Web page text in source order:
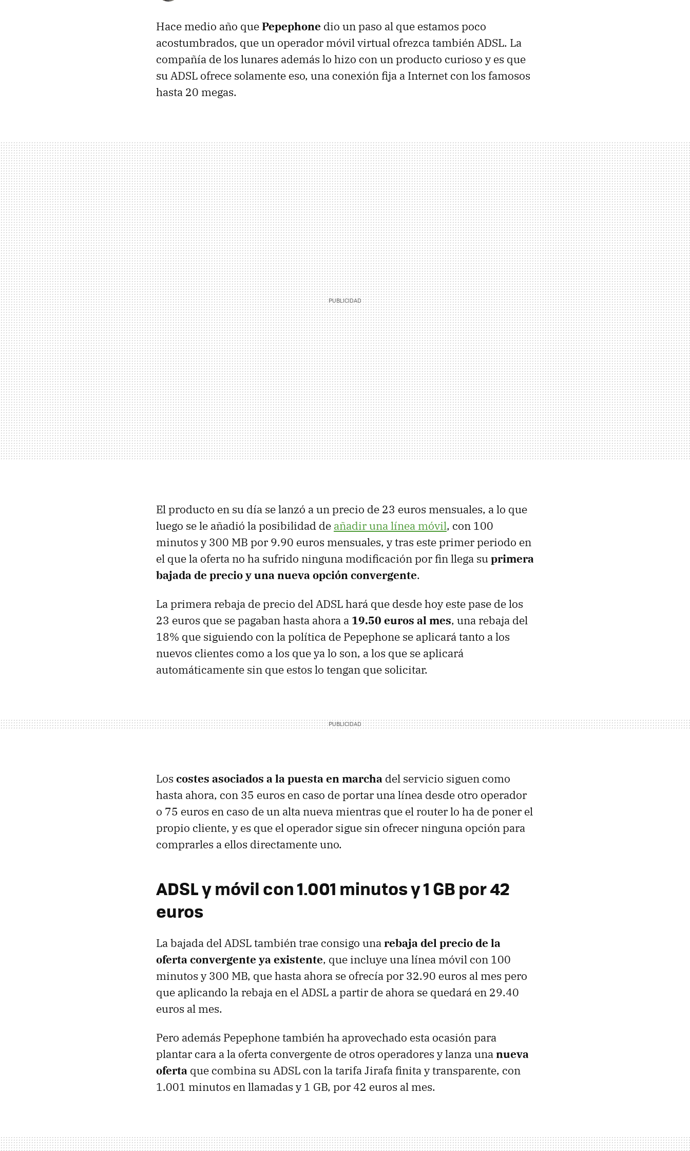
Hace medio año quePepephone dio un paso al que estamos poco
acostumbrados, que un operador móvil virtual ofrezca también ADSL. La
compañía de los lunares además lo hizo con un producto curioso y es que
su ADSL ofrece solamente eso, una conexión fija a Internet con los famosos
hasta 20 megas.
El producto en su día se lanzó a un precio de 23 euros mensuales, a lo que
luego se le añadió la posibilidad de añadir una línea móvil, con 100
minutos y 300 MB por 9.90 euros mensuales, y tras este primer periodo en
el que la oferta no ha sufrido ninguna modificación por fin llega suprimera
bajada de precio y una nueva opción convergente.
La primera rebaja de precio del ADSL hará que desde hoy este pase de los
23 euros que se pagaban hasta ahora a 19.50 euros al mes, una rebaja del
18% que siguiendo con la política de Pepephone se aplicará tanto a los
nuevos clientes como a los que ya lo son, a los que se aplicará
automáticamente sin que estos lo tengan que solicitar.
Los costes asociados a la puesta en marcha del servicio siguen como
hasta ahora, con 35 euros en caso de portar una línea desde otro operador
o 75 euros en caso de un alta nueva mientras que el router lo ha de poner el
propio cliente, y es que el operador sigue sin ofrecer ninguna opción para
comprarles a ellos directamente uno.
ADSL y móvil con 1.001 minutos y 1 GB por 42
euros
La bajada del ADSL también trae consigo unarebaja del precio de la
oferta convergente ya existente, que incluye una línea móvil con 100
minutos y 300 MB, que hasta ahora se ofrecía por 32.90 euros al mes pero
que aplicando la rebaja en el ADSL a partir de ahora se quedará en 29.40
euros al mes.
Pero además Pepephone también ha aprovechado esta ocasión para
plantar cara a la oferta convergente de otros operadores y lanza unanueva
oferta que combina su ADSL con la tarifa Jirafa finita y transparente, con
1.001 minutos en llamadas y 1 GB, por 42 euros al mes.